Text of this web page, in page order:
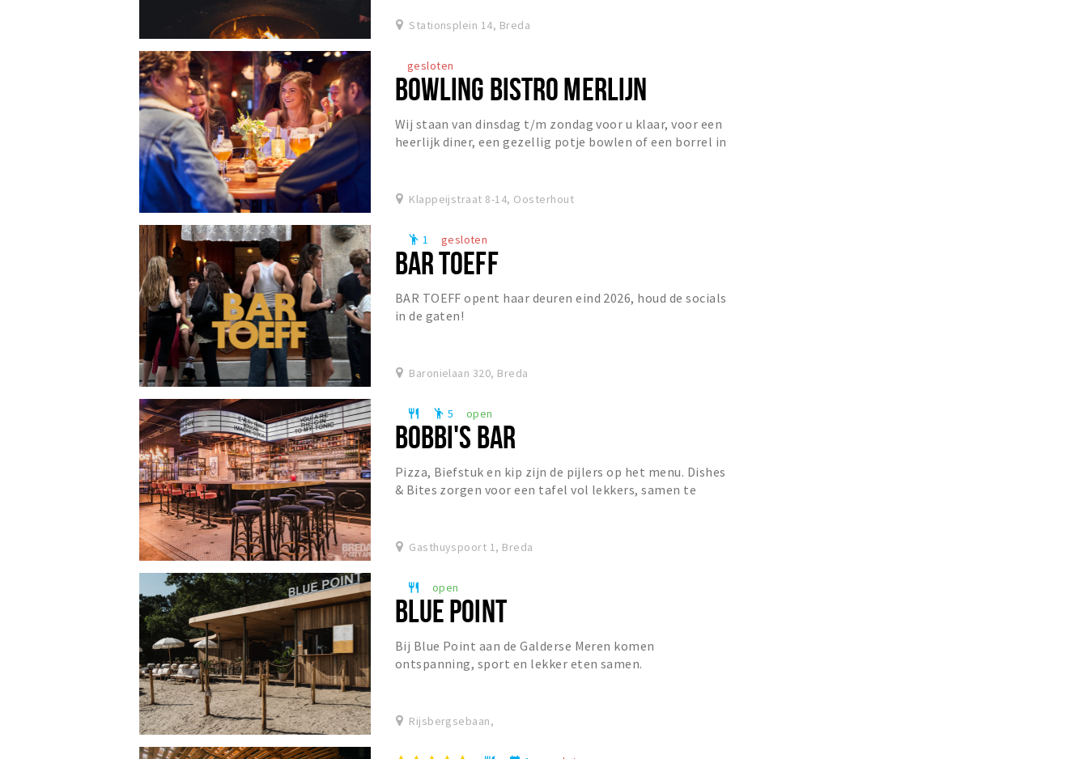
Stationsplein 14, Breda
gesloten
BOWLING BISTRO MERLIJN
Wij staan van dinsdag t/m zondag voor u klaar, voor een
heerlijk diner, een gezellig potje bowlen of een borrel in
Klappeijstraat 8-14, Oosterhout
emoji_people 1 gesloten
BAR TOEFF
BAR TOEFF opent haar deuren eind 2026, houd de socials
in de gaten!
Baronielaan 320, Breda
restaurant emoji_people 5 open
BOBBI'S BAR
Pizza, Biefstuk en kip zijn de pijlers op het menu. Dishes
& Bites zorgen voor een tafel vol lekkers, samen te
Gasthuyspoort 1, Breda
restaurant open
BLUE POINT
Bij Blue Point aan de Galderse Meren komen
ontspanning, sport en lekker eten samen.
Rijsbergsebaan,